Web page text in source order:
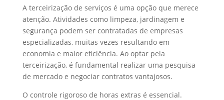
A terceirização de serviços é uma opção que merece
atenção. Atividades como limpeza, jardinagem e
segurança podem ser contratadas de empresas
especializadas, muitas vezes resultando em
economia e maior eficiência. Ao optar pela
terceirização, é fundamental realizar uma pesquisa
de mercado e negociar contratos vantajosos.
O controle rigoroso de horas extras é essencial.